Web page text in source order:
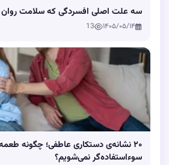
سه علت اصلی افسردگی که سلامت روان
۱۴۰۵/۰۵/۱۴ 13
۲۰ نشانه‌ی دستکاری عاطفی؛ چگونه
سوءاستفاده‌گر نمی‌شویم؟